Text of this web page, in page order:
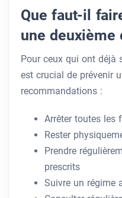
Que faut-il
une deuxième
Pour ceux qui ont déjà
est crucial de prévenir
recommandations :
Arrêter toutes les
Rester
Prendre
prescrits
Suivre un régime